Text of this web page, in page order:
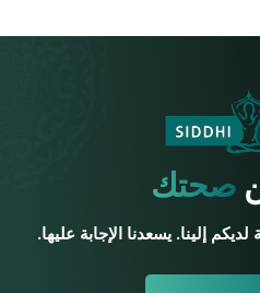
صحتك
إلينا. يسعدنا الإجابة عليها.